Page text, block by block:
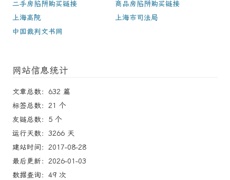
二手房陷阱购买链接
商品房陷阱购买链接
上海高院
上海市司法局
中国裁判文书网
网站信息统计
文章总数：632 篇
标签总数：21 个
友链总数：5 个
运行天数：3266 天
建站时间：2017-08-28
最后更新：2026-01-03
数据查询：49 次